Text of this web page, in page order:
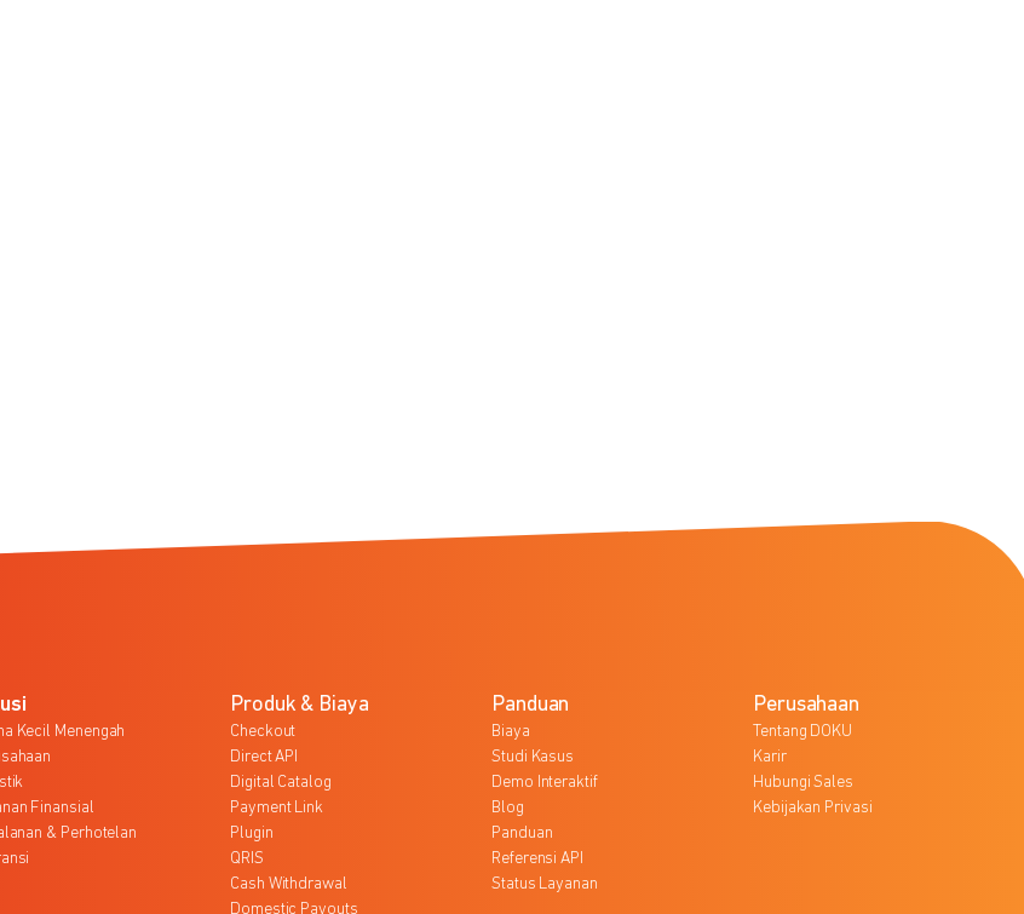
Kecil Menengah
Finansial
& Perhotelan
Produk & Biaya
Checkout
Direct API
Digital Catalog
Payment Link
Plugin
QRIS
Cash Withdrawal
Domestic Payouts
Panduan
Biaya
Studi Kasus
Demo Interaktif
Blog
Panduan
Referensi API
Status Layanan
Perusahaan
Tentang DOKU
Karir
Hubungi Sales
Kebijakan Privasi